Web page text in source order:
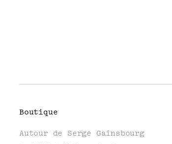
Boutique
Autour de Serge Gainsbourg